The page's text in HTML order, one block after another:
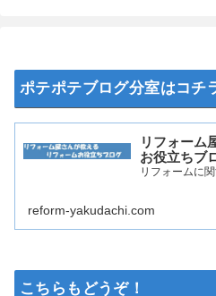
ポテポテブログ分室はコチ
リフォーム
お役立ちブ
リフォームに
reform-yakudachi.com
こちらもどうぞ！